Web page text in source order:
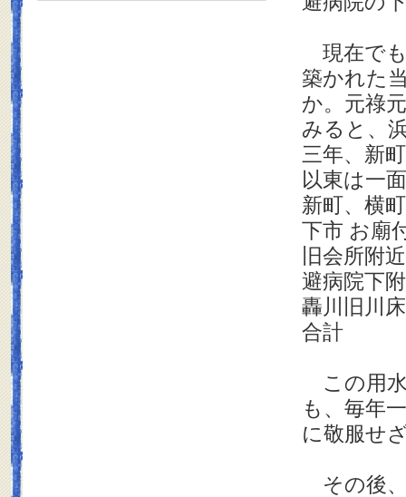
現在でも
築かれた
か。元祿
みると、
三年、新
以東は一
新町、横
下市 お
旧会所
避病院
轟川旧川床
合計
この用水
も、毎年
に敬服せ
その後、